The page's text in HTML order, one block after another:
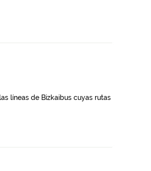
líneas de Bizkaibus cuyas rutas